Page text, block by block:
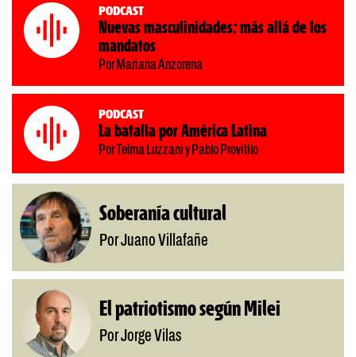
Podcast
Nuevas masculinidades: más allá de los
mandatos
Por Mariana Anzorena
Podcast
La batalla por América Latina
Por Telma Luzzani y Pablo Provitilo
Soberanía cultural
Por Juano Villafañe
El patriotismo según Milei
Por Jorge Vilas